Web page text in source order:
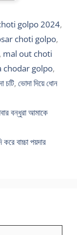
golpo 2024,
choti golpo,
, mal out choti
chodar golpo,
চটি, ভোদা দিয়ে ধোন
বন্ধুরা আমাকে
বাচ্চা পয়দার